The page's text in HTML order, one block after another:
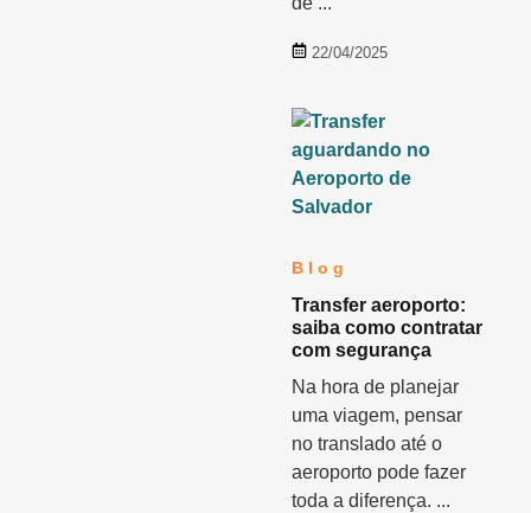
22/04/2025
Blog
Transfer aeroporto:
saiba como contratar
com segurança
Na hora de planejar
uma viagem, pensar
no translado até o
aeroporto pode fazer
toda a diferença. ...